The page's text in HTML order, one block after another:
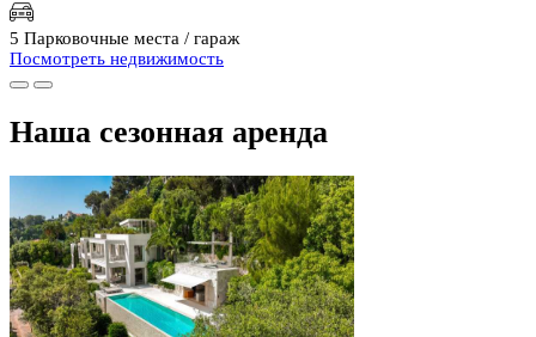
5 Парковочные места / гараж
Посмотреть недвижимость
Наша сезонная аренда